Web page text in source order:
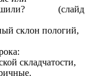
решили? (слайд
склон пологий,
складчатости,